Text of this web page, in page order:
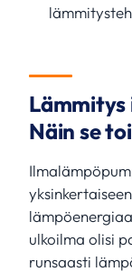
Lämmitys
Näin se
ulkoilma olisi
runsaasti